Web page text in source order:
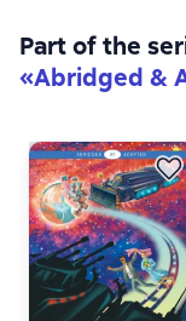
Part of the
«Abridged &